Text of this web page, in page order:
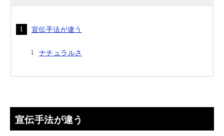
宣伝手法が違う
ナチュラルさ
宣伝手法が違う